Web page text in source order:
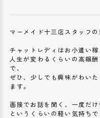
マーメイド十三店スタッフの
チャットレディはお小遣い稼
人生が変わるくらいの高報
で、
ぜひ、少しでも興味がわい
ます。
面接でお話を聞く、一度だけ
というくらいの軽い気持ち